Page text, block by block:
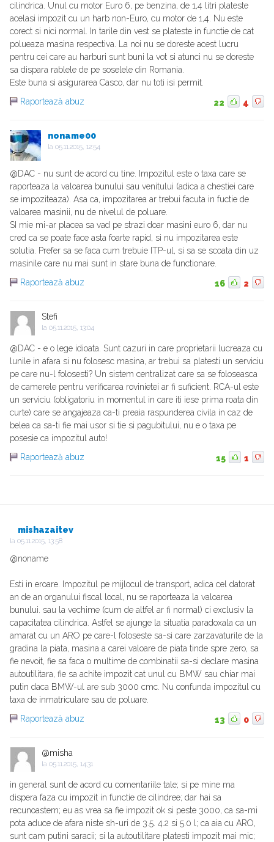
cilindrica. Unul cu motor Euro 6, pe benzina, de 1,4 litri plateste
acelasi impozit cu un harb non-Euro, cu motor de 1,4. Nu este
corect si nici normal. In tarile din vest se plateste in functie de cat
polueaza masina respectiva. La noi nu se doreste acest lucru
pentru cei care au harburi sunt buni la vot si atunci nu se doreste
sa dispara rablele de pe soselele din Romania.
Este buna si asigurarea Casco, dar nu toti isi permit.
Raportează abuz
22 4
noname00
la 05.11.2015, 12:54
@DAC - nu sunt de acord cu tine. Impozitul este o taxa care se
raporteaza la valoarea bunului sau venitului (adica a chestiei care
se impoziteaza). Asa ca, impozitarea ar trebui facuta in fuctie de
valoarea masinii, nu de nivelul de poluare.
SI mie mi-ar placea sa vad pe strazi doar masini euro 6, dar nu
cred ca se poate face asta foarte rapid, si nu impozitarea este
solutia. Prefer sa se faca cum trebuie ITP-ul, si sa se scoata din uz
masinile care nu mai sunt in stare buna de functionare.
Raportează abuz
16 2
Stefi
la 05.11.2015, 13:04
@DAC - e o lege idioata. Sunt cazuri in care proprietarii lucreaza cu
lunile in afara si nu folosesc masina, ar trebui sa platesti un serviciu
pe care nu-l folosesti? Un sistem centralizat care sa se foloseasca
de camerele pentru verificarea rovinietei ar fi suficient. RCA-ul este
un serviciu (obligatoriu in momentul in care iti iese prima roata din
curte) care se angajeaza ca-ti preaia raspunderea civila in caz de
belea ca sa-ti fie mai usor si tie si pagubitului, nu e o taxa pe
posesie ca impozitul auto!
Raportează abuz
15 1
mishazaitev
la 05.11.2015, 13:58
@noname
Esti in eroare. Impozitul pe mijlocul de transport, adica cel datorat
an de an organului fiscal local, nu se raporteaza la valoarea
bunului. sau la vechime (cum de altfel ar fi normal) ci exclusiv la
capacitatea cilindrica. Astfel se ajunge la situatia paradoxala ca un
amarat cu un ARO pe care-l foloseste sa-si care zarzavaturile de la
gradina la piata, masina a carei valoare de piata tinde spre zero, sa
fie nevoit, fie sa faca o multime de combinatii sa-si declare masina
autoutilitara, fie sa achite impozit cat unul cu BMW sau chiar mai
putin daca BMW-ul are sub 3000 cmc. Nu confunda impozitul cu
taxa de inmatriculare sau de poluare.
Raportează abuz
13 0
@misha
la 05.11.2015, 14:31
in general sunt de acord cu comentariile tale; si pe mine ma
dispera faza cu impozit in functie de cilindree; dar hai sa
recunoastem; eu as vrea sa fie impozit ok si peste 3000, ca sa-mi
pota aduce de afara niste sh-uri de 3.5. 4.2 si 5.0 l; ca aia cu ARO,
sunt cam putini saracii; si la autoutilitare platesti impozit mai mic;